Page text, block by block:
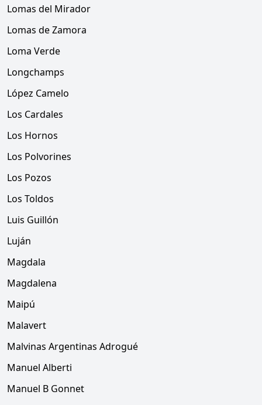
Lomas del Mirador
Lomas de Zamora
Loma Verde
Longchamps
López Camelo
Los Cardales
Los Hornos
Los Polvorines
Los Pozos
Los Toldos
Luis Guillón
Luján
Magdala
Magdalena
Maipú
Malavert
Malvinas Argentinas Adrogué
Manuel Alberti
Manuel B Gonnet